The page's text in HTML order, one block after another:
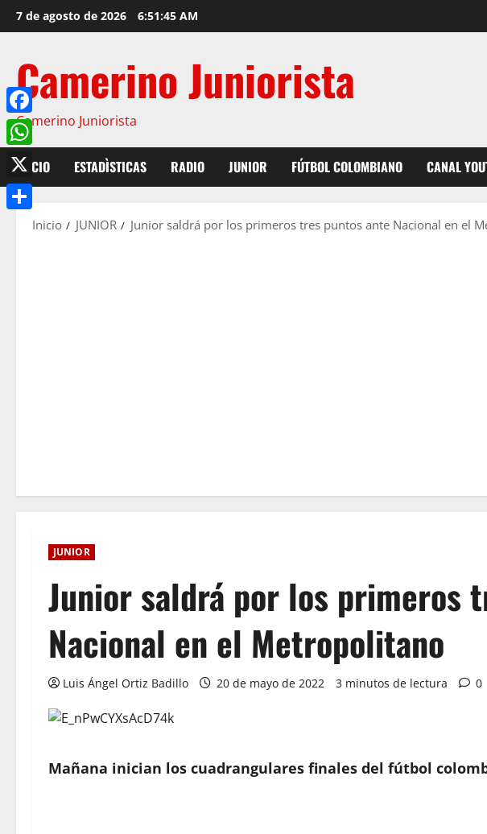
7 de agosto de 2026 6:51:46 AM
Camerino Juniorista
Camerino Juniorista
INICIO ESTADÌSTICAS RADIO JUNIOR FÚTBOL COLOMBIANO CANAL
Inicio JUNIOR Junior saldrá por los primeros tres puntos ante Nacional en el
JUNIOR
Junior saldrá por los primeros
Nacional en el Metropolitano
Luis Ángel Ortiz Badillo 20 de mayo de 2022 3 minutos de lectura 0
Mañana inician los cuadrangulares finales del fútbol
Facebook
WhatsApp
X
Compartir